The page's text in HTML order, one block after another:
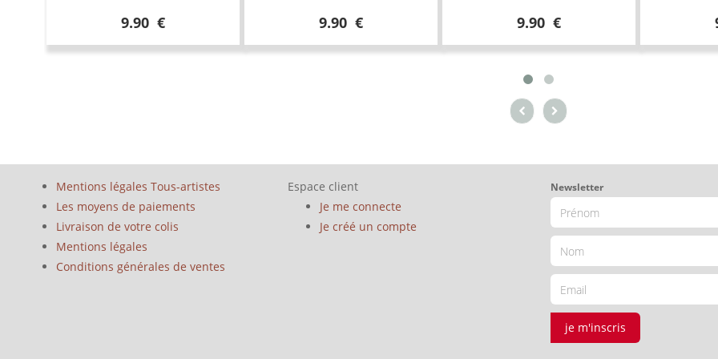
9.90 € 9.90 € 9.90 €
Mentions légales Tous-artistes
Les moyens de paiements
Livraison de votre colis
Mentions légales
Conditions générales de ventes
Espace client
Je me connecte
Je créé un compte
Newsletter
je m'inscris